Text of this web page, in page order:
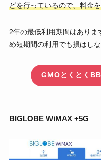
どを行っているので、料金
2年の最低利用期間はあり
め短期間の利用でも損はしな
GMOとくとく
BIGLOBE WiMAX +5G